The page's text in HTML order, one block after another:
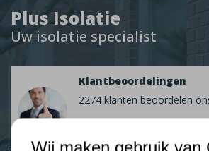
Plus Isolatie
Uw isolatie specialist
Klantbeoordelingen
2274 klanten beoordelen
Wij maken gebruik van